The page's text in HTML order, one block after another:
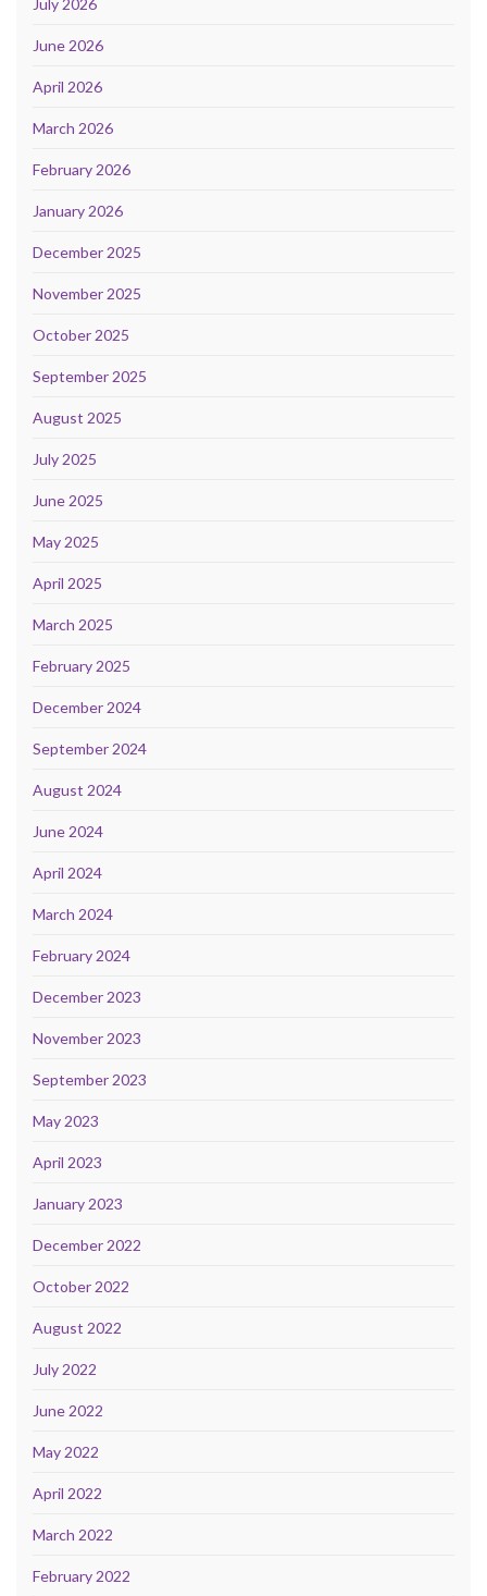
July 2026
June 2026
April 2026
March 2026
February 2026
January 2026
December 2025
November 2025
October 2025
September 2025
August 2025
July 2025
June 2025
May 2025
April 2025
March 2025
February 2025
December 2024
September 2024
August 2024
June 2024
April 2024
March 2024
February 2024
December 2023
November 2023
September 2023
May 2023
April 2023
January 2023
December 2022
October 2022
August 2022
July 2022
June 2022
May 2022
April 2022
March 2022
February 2022